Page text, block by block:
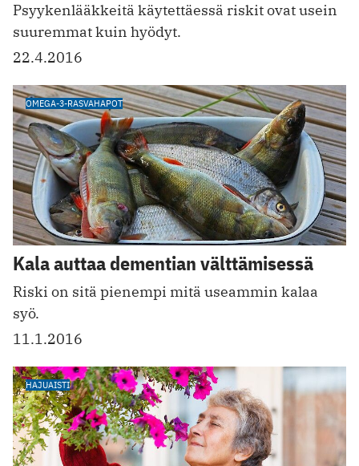
Psyykenlääkkeitä käytettäessä riskit ovat usein
suuremmat kuin hyödyt.
22.4.2016
OMEGA-3-RASVAHAPOT
Kala auttaa dementian välttämisessä
Riski on sitä pienempi mitä useammin kalaa
syö.
11.1.2016
HAJUAISTI